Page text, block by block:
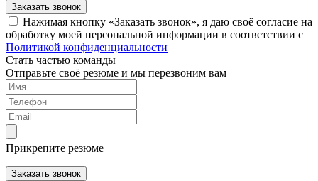
Заказать звонок
Нажимая кнопку «Заказать звонок», я даю своё согласие на
обработку моей персональной информации в соответствии с
Политикой конфиденциальности
Стать частью команды
Отправьте своё резюме и мы перезвоним вам
Прикрепите резюме
Заказать звонок